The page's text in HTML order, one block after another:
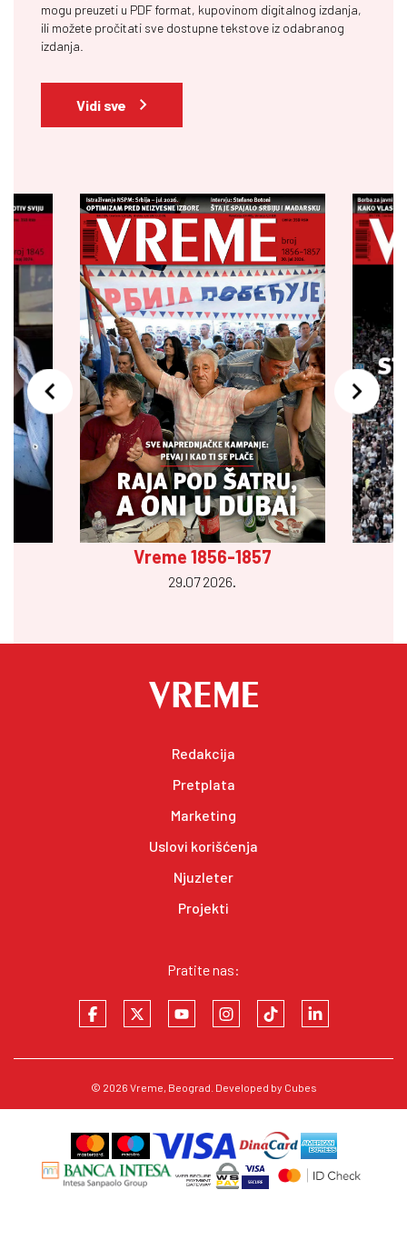
mogu preuzeti u PDF format, kupovinom digitalnog izdanja,
ili možete pročitati sve dostupne tekstove iz odabranog
izdanja.
Vidi sve
Vreme 1856-1857
29.07 2026.
Redakcija
Pretplata
Marketing
Uslovi korišćenja
Njuzleter
Projekti
Pratite nas:
© 2026 Vreme, Beograd. Developed by Cubes